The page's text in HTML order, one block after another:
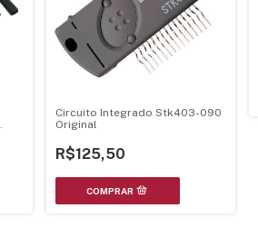
Circuito Integrado Stk403-090
Original
R$125,50